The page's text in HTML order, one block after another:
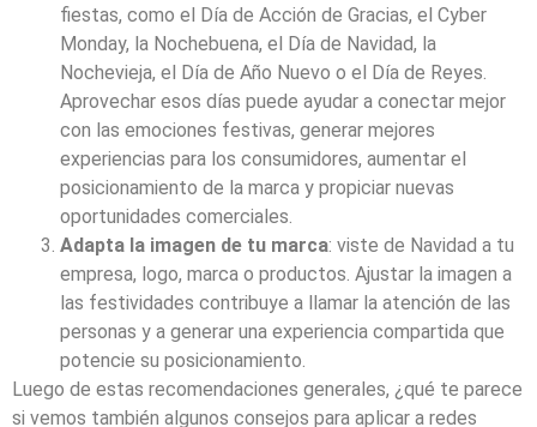
fiestas, como el Día de Acción de Gracias, el Cyber
Monday, la Nochebuena, el Día de Navidad, la
Nochevieja, el Día de Año Nuevo o el Día de Reyes.
Aprovechar esos días puede ayudar a conectar mejor
con las emociones festivas, generar mejores
experiencias para los consumidores, aumentar el
posicionamiento de la marca y propiciar nuevas
oportunidades comerciales.
Adapta la imagen de tu marca: viste de Navidad a tu
empresa, logo, marca o productos. Ajustar la imagen a
las festividades contribuye a llamar la atención de las
personas y a generar una experiencia compartida que
potencie su posicionamiento.
Luego de estas recomendaciones generales, ¿qué te parece
si vemos también algunos consejos para aplicar a redes